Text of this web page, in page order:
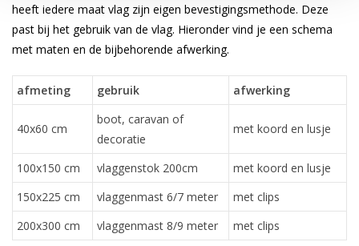
heeft iedere maat vlag zijn eigen bevestigingsmethode. Deze
past bij het gebruik van de vlag. Hieronder vind je een schema
met maten en de bijbehorende afwerking.
afmeting gebruik afwerking
40x60 cm
boot, caravan of
decoratie
met koord en lusje
100x150 cm vlaggenstok 200cm
met koord en lusje
150x225 cm
vlaggenmast 6/7 meter
met clips
200x300 cm
vlaggenmast 8/9 meter met clips